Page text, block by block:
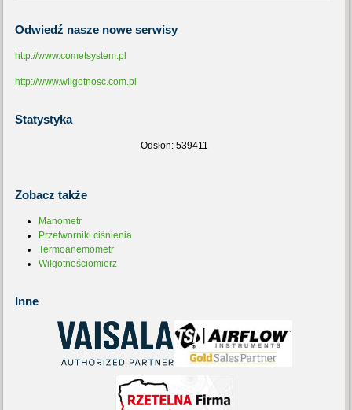
Odwiedź nasze nowe serwisy
http://www.cometsystem.pl
http://www.wilgotnosc.com.pl
Statystyka
Odsłon: 539411
Zobacz także
Manometr
Przetworniki ciśnienia
Termoanemometr
Wilgotnościomierz
Inne